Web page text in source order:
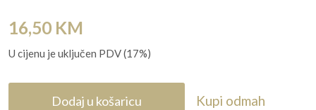
16,50 KM
U cijenu je uključen PDV (17%)
Dodaj u košaricu Kupi odmah